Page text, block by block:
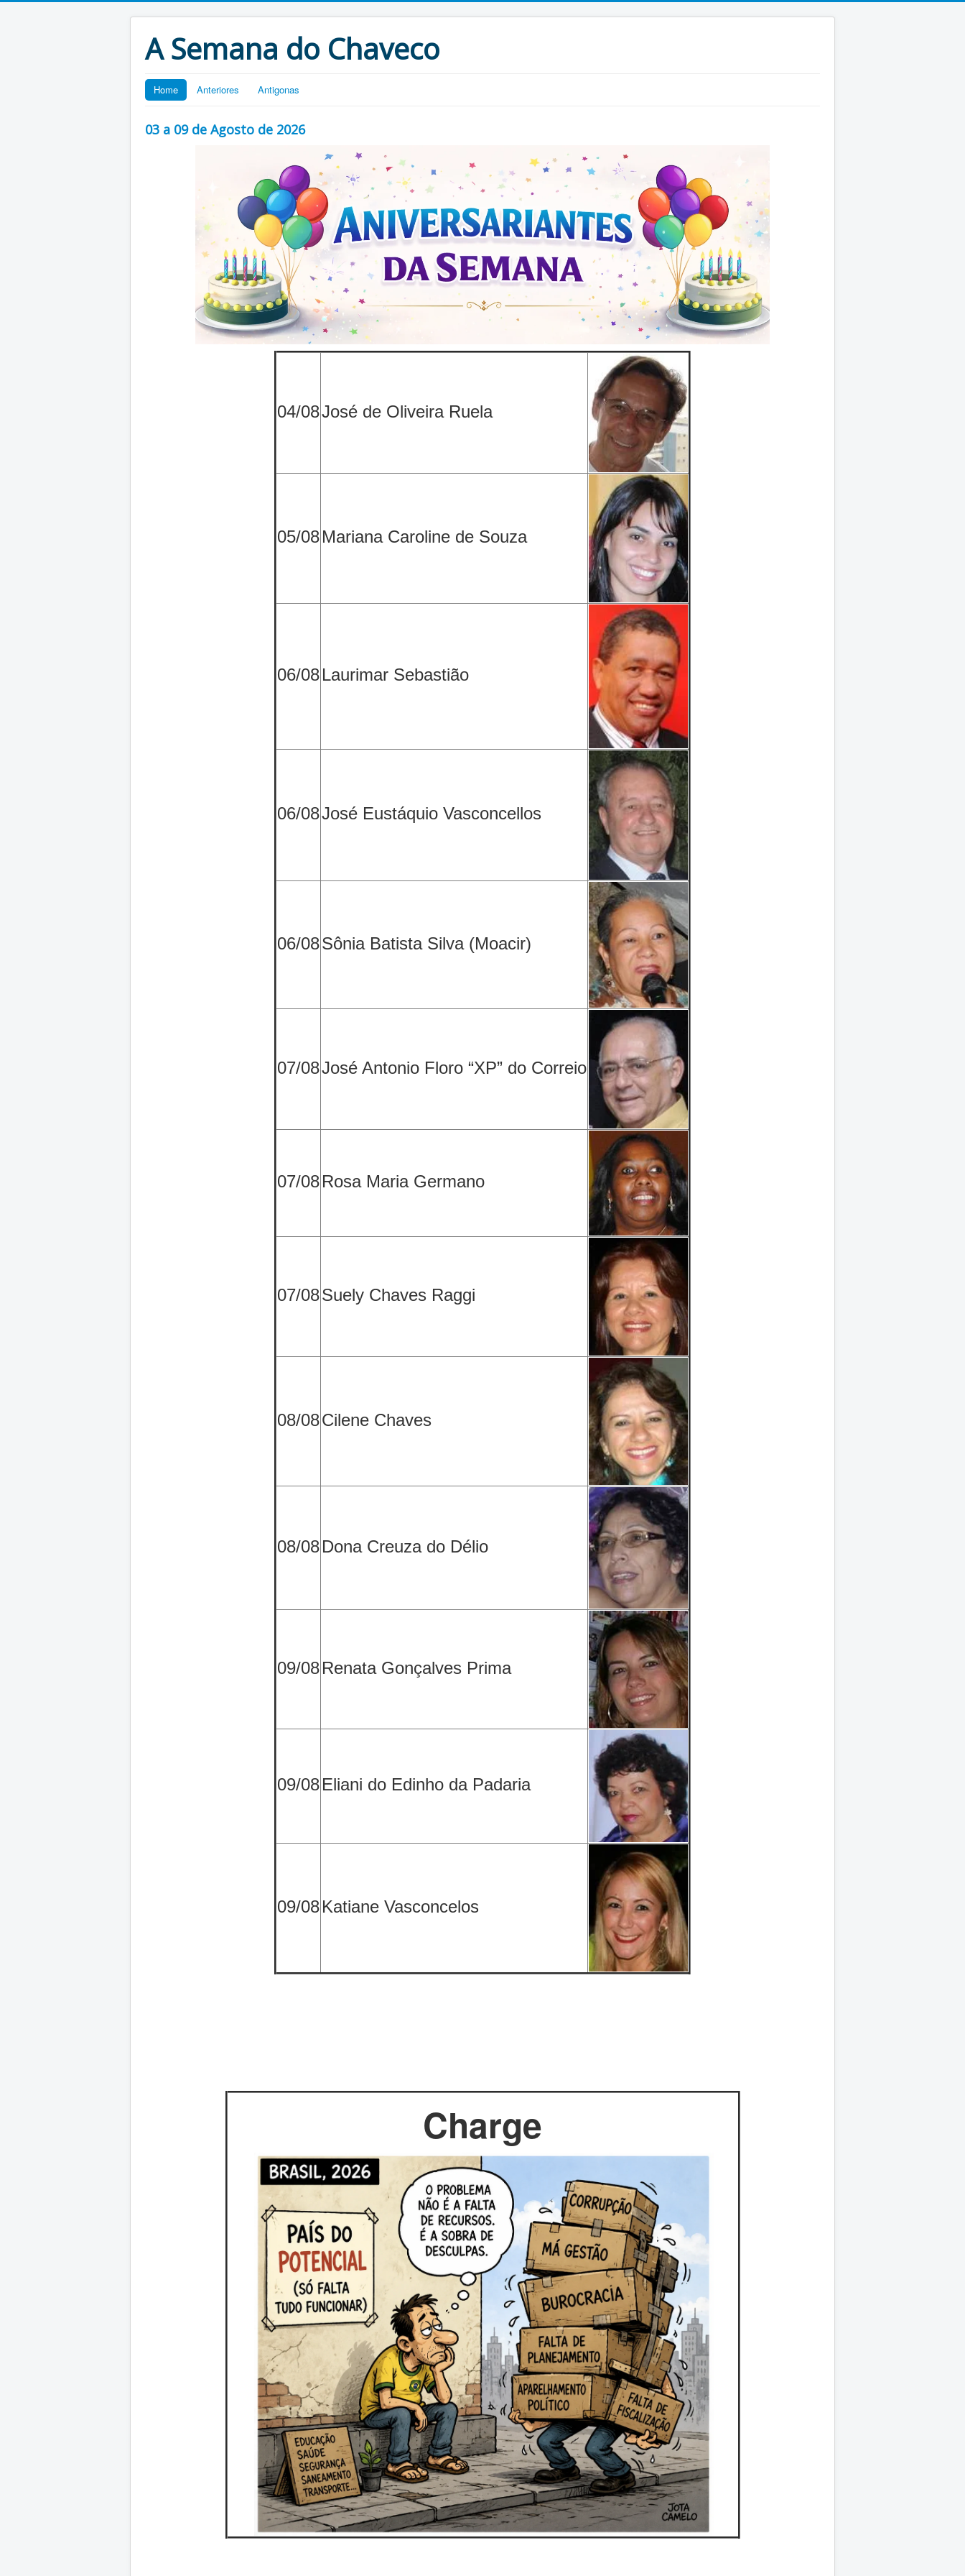
A Semana do Chaveco
Home Anteriores Antigonas
03 a 09 de Agosto de 2026
04/08José de Oliveira Ruela
05/08Mariana Caroline de Souza
06/08Laurimar Sebastião
06/08José Eustáquio Vasconcellos
06/08Sônia Batista Silva (Moacir)
07/08José Antonio Floro “XP” do Correio
07/08Rosa Maria Germano
07/08Suely Chaves Raggi
08/08Cilene Chaves
08/08Dona Creuza do Délio
09/08Renata Gonçalves Prima
09/08Eliani do Edinho da Padaria
09/08Katiane Vasconcelos
Charge